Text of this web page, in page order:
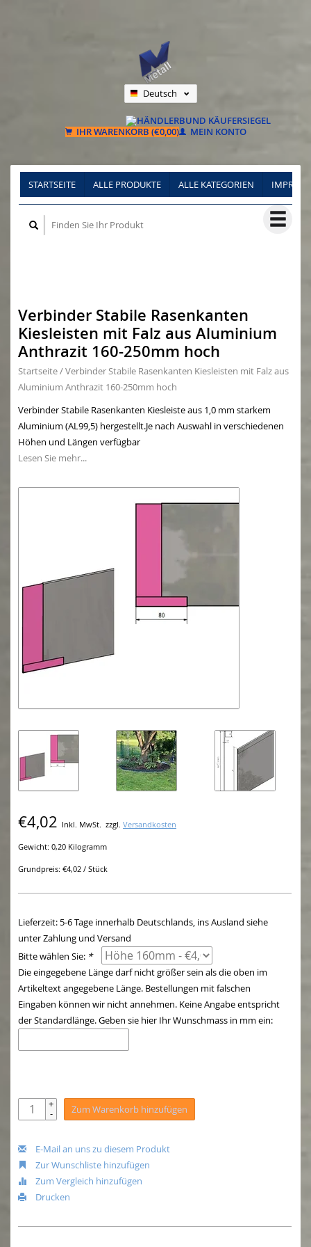
Deutsch
Français
IHR WARENKORB (€0,00) MEIN KONTO
STARTSEITE ALLE PRODUKTE ALLE KATEGORIEN
Verbinder Stabile Rasenkanten
Kiesleisten mit Falz aus Aluminium
Anthrazit 160-250mm hoch
Startseite/Verbinder Stabile Rasenkanten Kiesleisten mit Falz aus
Aluminium Anthrazit 160-250mm hoch
Verbinder Stabile Rasenkanten Kiesleiste aus 1,0 mm starkem
Aluminium (AL99,5) hergestellt.Je nach Auswahl in verschiedenen
Höhen und Längen verfügbar
Lesen Sie mehr...
€4,02 Inkl. MwSt. zzgl. Versandkosten
Gewicht: 0,20 Kilogramm
Grundpreis: €4,02 / Stück
Lieferzeit: 5-6 Tage innerhalb Deutschlands, ins Ausland siehe
unter Zahlung und Versand
Bitte wählen Sie: *
Die eingegebene Länge darf nicht größer sein als die oben im
Artikeltext angegebene Länge. Bestellungen mit falschen
Eingaben können wir nicht annehmen. Keine Angabe entspricht
der Standardlänge. Geben sie hier Ihr Wunschmass in mm ein:
+
- Zum Warenkorb hinzufügen
E-Mail an uns zu diesem Produkt
Zur Wunschliste hinzufügen
Zum Vergleich hinzufügen
Drucken